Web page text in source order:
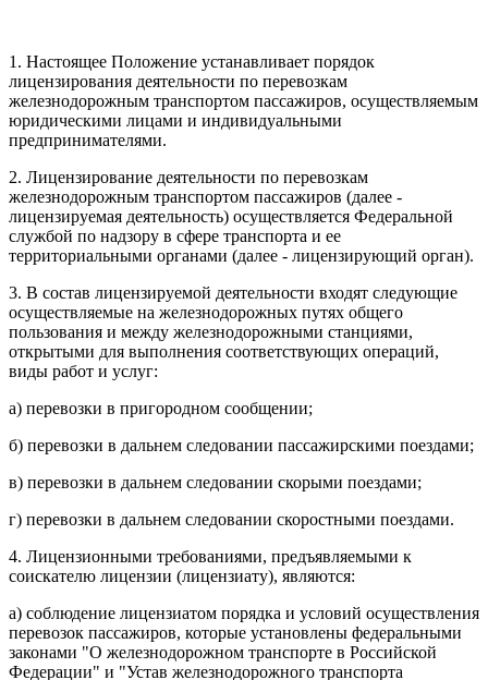
1. Настоящее Положение устанавливает порядок
лицензирования деятельности по перевозкам
железнодорожным транспортом пассажиров, осуществляемым
юридическими лицами и индивидуальными
предпринимателями.
2. Лицензирование деятельности по перевозкам
железнодорожным транспортом пассажиров (далее -
лицензируемая деятельность) осуществляется Федеральной
службой по надзору в сфере транспорта и ее
территориальными органами (далее - лицензирующий орган).
3. В состав лицензируемой деятельности входят следующие
осуществляемые на железнодорожных путях общего
пользования и между железнодорожными станциями,
открытыми для выполнения соответствующих операций,
виды работ и услуг:
а) перевозки в пригородном сообщении;
б) перевозки в дальнем следовании пассажирскими поездами;
в) перевозки в дальнем следовании скорыми поездами;
г) перевозки в дальнем следовании скоростными поездами.
4. Лицензионными требованиями, предъявляемыми к
соискателю лицензии (лицензиату), являются:
а) соблюдение лицензиатом порядка и условий осуществления
перевозок пассажиров, которые установлены федеральными
законами "О железнодорожном транспорте в Российской
Федерации" и "Устав железнодорожного транспорта